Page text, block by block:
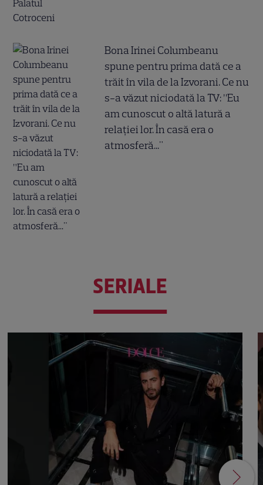
Bona Irinei Columbeanu
spune pentru prima dată ce a
trăit în vila de la Izvorani. Ce nu
s-a văzut niciodată la TV: ”Eu
am cunoscut o altă latură a
relației lor. În casă era o
atmosferă..."
SERIALE